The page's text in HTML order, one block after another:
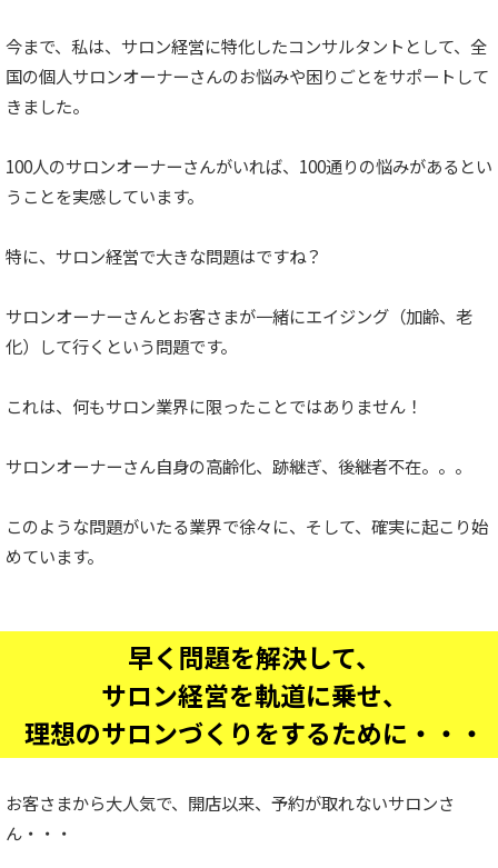
今まで、私は、サロン経営に特化したコンサルタントとして、全
国の個人サロンオーナーさんのお悩みや困りごとをサポートして
きました。
100人のサロンオーナーさんがいれば、100通りの悩みがあるとい
うことを実感しています。
特に、サロン経営で大きな問題はですね？
サロンオーナーさんとお客さまが一緒にエイジング（加齢、老
化）して行くという問題です。
これは、何もサロン業界に限ったことではありません！
サロンオーナーさん自身の高齢化、跡継ぎ、後継者不在。。。
このような問題がいたる業界で徐々に、そして、確実に起こり始
めています。
早く問題を解決して、
サロン経営を軌道に乗せ、
理想のサロンづくりをするために・・・
お客さまから大人気で、開店以来、予約が取れないサロンさ
ん・・・